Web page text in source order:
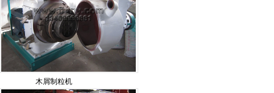
木屑制粒机